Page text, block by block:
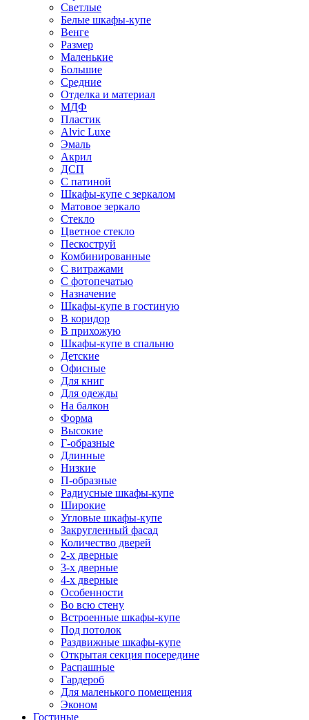
Светлые
Белые шкафы-купе
Венге
Размер
Маленькие
Большие
Средние
Отделка и материал
МДФ
Пластик
Alvic Luxe
Эмаль
Акрил
ДСП
С патиной
Шкафы-купе с зеркалом
Матовое зеркало
Стекло
Цветное стекло
Пескоструй
Комбинированные
С витражами
С фотопечатью
Назначение
Шкафы-купе в гостиную
В коридор
В прихожую
Шкафы-купе в спальню
Детские
Офисные
Для книг
Для одежды
На балкон
Форма
Высокие
Г-образные
Длинные
Низкие
П-образные
Радиусные шкафы-купе
Широкие
Угловые шкафы-купе
Закругленный фасад
Количество дверей
2-х дверные
3-х дверные
4-х дверные
Особенности
Во всю стену
Встроенные шкафы-купе
Под потолок
Раздвижные шкафы-купе
Открытая секция посередине
Распашные
Гардероб
Для маленького помещения
Эконом
Гостиные